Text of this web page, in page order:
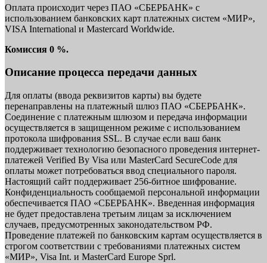
Оплата происходит через ПАО «СБЕРБАНК» с
использованием банковских карт платежных систем «МИР»,
VISA International и Mastercard Worldwide.
Комиссия 0 %.
Описание процесса передачи данных
Для оплаты (ввода реквизитов карты) вы будете
перенаправлены на платежный шлюз ПАО «СБЕРБАНК».
Соединение с платежным шлюзом и передача информации
осуществляется в защищенном режиме с использованием
протокола шифрования SSL. В случае если ваш банк
поддерживает технологию безопасного проведения интернет-
платежей Verified By Visa или MasterCard SecureCode для
оплаты может потребоваться ввод специального пароля.
Настоящий сайт поддерживает 256-битное шифрование.
Конфиденциальность сообщаемой персональной информации
обеспечивается ПАО «СБЕРБАНК». Введенная информация
не будет предоставлена третьим лицам за исключением
случаев, предусмотренных законодательством РФ.
Проведение платежей по банковским картам осуществляется в
строгом соответствии с требованиями платежных систем
«МИР», Visa Int. и MasterCard Europe Sprl.